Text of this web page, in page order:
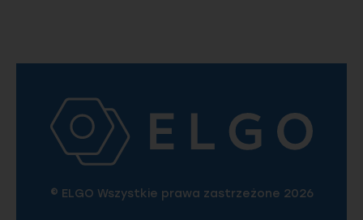
© ELGO Wszystkie prawa zastrzeżone 2026